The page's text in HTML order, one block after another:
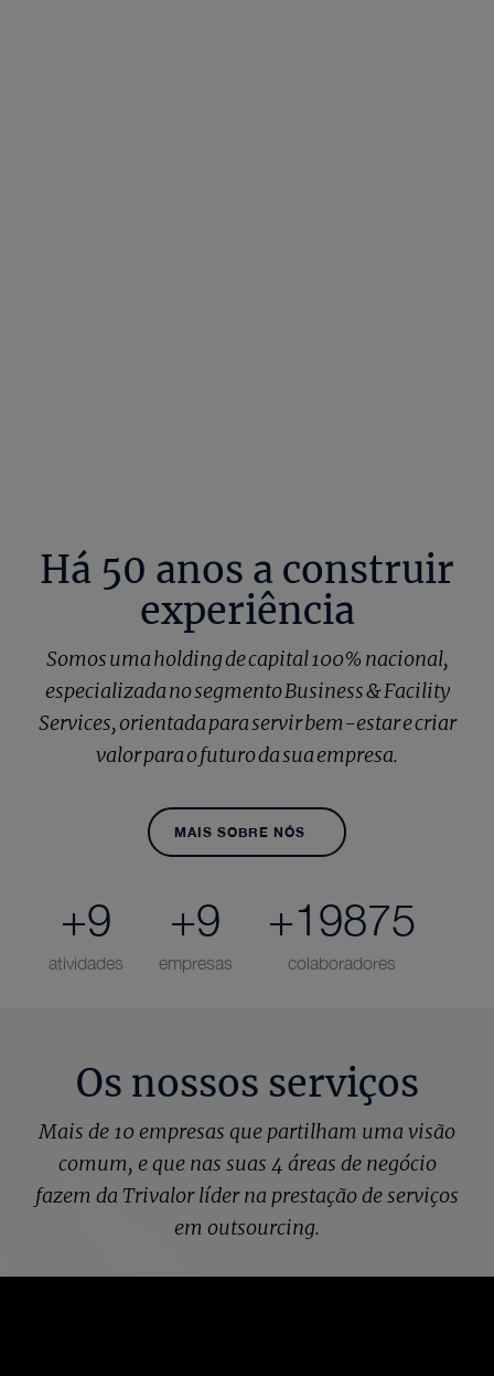
Há 50 anos a construir
experiência
Somos uma holding de capital 100% nacional,
especializada no segmento Business & Facility
Services, orientada para servir bem-estar e criar
valor para o futuro da sua empresa.
MAIS SOBRE NÓS
+10
atividades
+10
empresas
+21448
colaboradores
Os nossos serviços
Mais de 10 empresas que partilham uma visão
comum, e que nas suas 4 áreas de negócio
fazem da Trivalor líder na prestação de serviços
em outsourcing.